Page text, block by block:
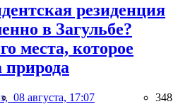
резиденция
в Загульбе?
места, которое
природа
08 августа, 17:07 348